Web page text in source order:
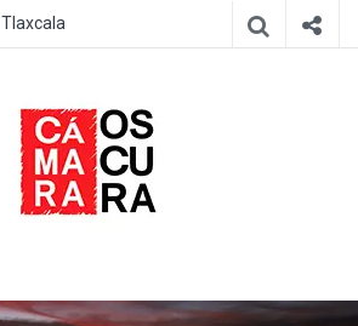
Tlaxcala
Cámara